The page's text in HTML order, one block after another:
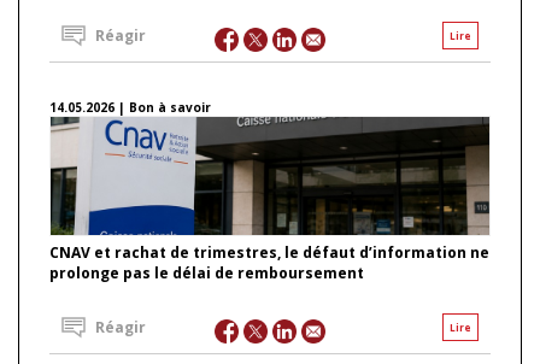
Lire
Réagir
14.05.2026 | Bon à savoir
CNAV et rachat de trimestres, le défaut d’information ne
prolonge pas le délai de remboursement
Lire
Réagir